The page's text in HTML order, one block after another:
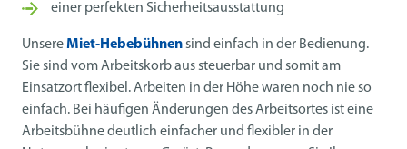
einer perfekten Sicherheitsausstattung
UnsereMiet-Hebebühnensind einfach in der Bedienung.
Sie sind vom Arbeitskorb aus steuerbar und somit am
Einsatzort flexibel. Arbeiten in der Höhe waren noch nie so
einfach. Bei häufigen Änderungen des Arbeitsortes ist eine
Arbeitsbühne deutlich einfacher und flexibler in der